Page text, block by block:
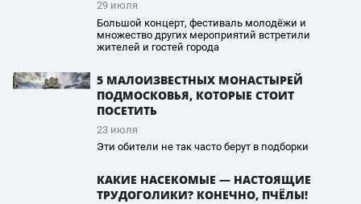
29 июля
Большой концерт, фестиваль молодёжи и
множество других мероприятий встретили
жителей и гостей города
5 МАЛОИЗВЕСТНЫХ МОНАСТЫРЕЙ
ПОДМОСКОВЬЯ, КОТОРЫЕ СТОИТ
ПОСЕТИТЬ
23 июля
Эти обители не так часто берут в подборки
КАКИЕ НАСЕКОМЫЕ — НАСТОЯЩИЕ
ТРУДОГОЛИКИ? КОНЕЧНО, ПЧЁЛЫ!